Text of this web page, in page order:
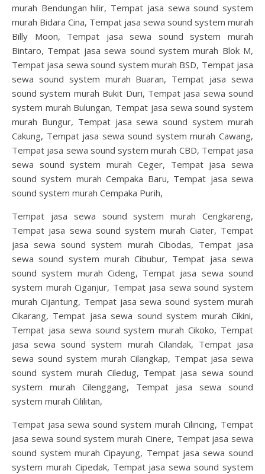
murah Bendungan hilir, Tempat jasa sewa sound system
murah Bidara Cina, Tempat jasa sewa sound system murah
Billy Moon, Tempat jasa sewa sound system murah
Bintaro, Tempat jasa sewa sound system murah Blok M,
Tempat jasa sewa sound system murah BSD, Tempat jasa
sewa sound system murah Buaran, Tempat jasa sewa
sound system murah Bukit Duri, Tempat jasa sewa sound
system murah Bulungan, Tempat jasa sewa sound system
murah Bungur, Tempat jasa sewa sound system murah
Cakung, Tempat jasa sewa sound system murah Cawang,
Tempat jasa sewa sound system murah CBD, Tempat jasa
sewa sound system murah Ceger, Tempat jasa sewa
sound system murah Cempaka Baru, Tempat jasa sewa
sound system murah Cempaka Purih,
Tempat jasa sewa sound system murah Cengkareng,
Tempat jasa sewa sound system murah Ciater, Tempat
jasa sewa sound system murah Cibodas, Tempat jasa
sewa sound system murah Cibubur, Tempat jasa sewa
sound system murah Cideng, Tempat jasa sewa sound
system murah Ciganjur, Tempat jasa sewa sound system
murah Cijantung, Tempat jasa sewa sound system murah
Cikarang, Tempat jasa sewa sound system murah Cikini,
Tempat jasa sewa sound system murah Cikoko, Tempat
jasa sewa sound system murah Cilandak, Tempat jasa
sewa sound system murah Cilangkap, Tempat jasa sewa
sound system murah Ciledug, Tempat jasa sewa sound
system murah Cilenggang, Tempat jasa sewa sound
system murah Cililitan,
Tempat jasa sewa sound system murah Cilincing, Tempat
jasa sewa sound system murah Cinere, Tempat jasa sewa
sound system murah Cipayung, Tempat jasa sewa sound
system murah Cipedak, Tempat jasa sewa sound system